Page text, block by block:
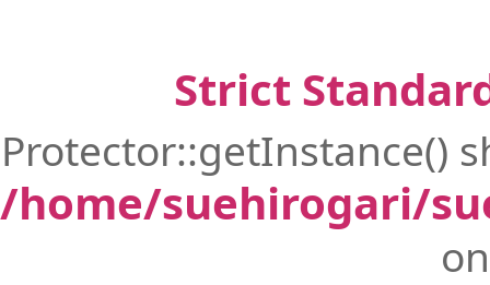
Strict
Protector::getInstance()
/home/suehirogari/